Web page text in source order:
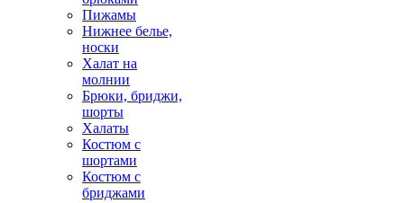
Пижамы
Нижнее белье,
носки
Халат на
молнии
Брюки, бриджи,
шорты
Халаты
Костюм с
шортами
Костюм с
бриджами